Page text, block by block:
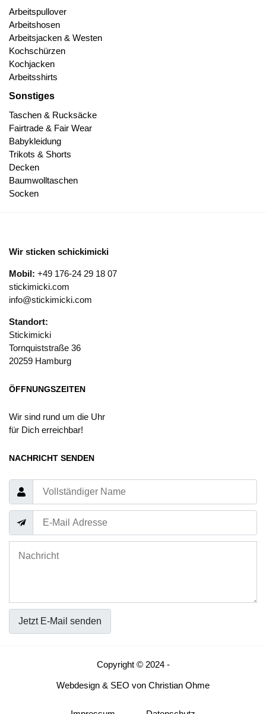
Arbeitspullover
Arbeitshosen
Arbeitsjacken & Westen
Kochschürzen
Kochjacken
Arbeitsshirts
Sonstiges
Taschen & Rucksäcke
Fairtrade & Fair Wear
Babykleidung
Trikots & Shorts
Decken
Baumwolltaschen
Socken
Wir sticken schickimicki
Mobil: +49 176-24 29 18 07
stickimicki.com
info@stickimicki.com
Standort:
Stickimicki
Tornquiststraße 36
20259 Hamburg
ÖFFNUNGSZEITEN
Wir sind rund um die Uhr
für Dich erreichbar!
NACHRICHT SENDEN
Jetzt E-Mail senden
Copyright © 2024 -
Webdesign & SEO von Christian Ohme